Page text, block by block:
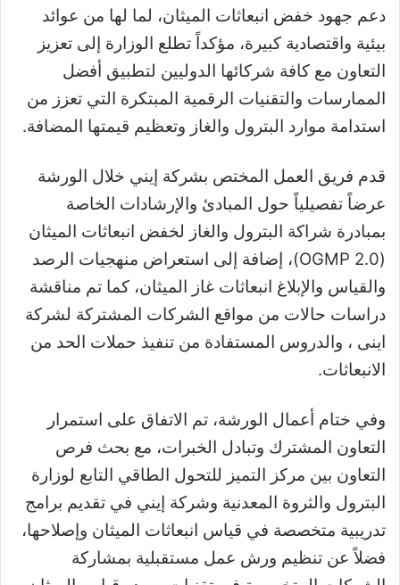
دعم جهود خفض انبعاثات الميثان، لما لها من عوائد
بيئية واقتصادية كبيرة، مؤكداً تطلع الوزارة إلى تعزيز
التعاون مع كافة شركائها الدوليين لتطبيق أفضل
الممارسات والتقنيات الرقمية المبتكرة التي تعزز من
استدامة موارد البترول والغاز وتعظيم قيمتها المضافة.
قدم فريق العمل المختص بشركة إيني خلال الورشة
عرضاً تفصيلياً حول المبادئ والإرشادات الخاصة
بمبادرة شراكة البترول والغاز لخفض انبعاثات الميثان
(OGMP 2.0)، إضافة إلى استعراض منهجيات الرصد
والقياس والإبلاغ انبعاثات غاز الميثان، كما تم مناقشة
دراسات حالات من مواقع الشركات المشتركة لشركة
اينى ، والدروس المستفادة من تنفيذ حملات الحد من
الانبعاثات.
وفي ختام أعمال الورشة، تم الاتفاق على استمرار
التعاون المشترك وتبادل الخبرات، مع بحث فرص
التعاون بين مركز التميز للتحول الطاقي التابع لوزارة
البترول والثروة المعدنية وشركة إيني في تقديم برامج
تدريبية متخصصة في قياس انبعاثات الميثان وإصلاحها،
فضلاً عن تنظيم ورش عمل مستقبلية بمشاركة